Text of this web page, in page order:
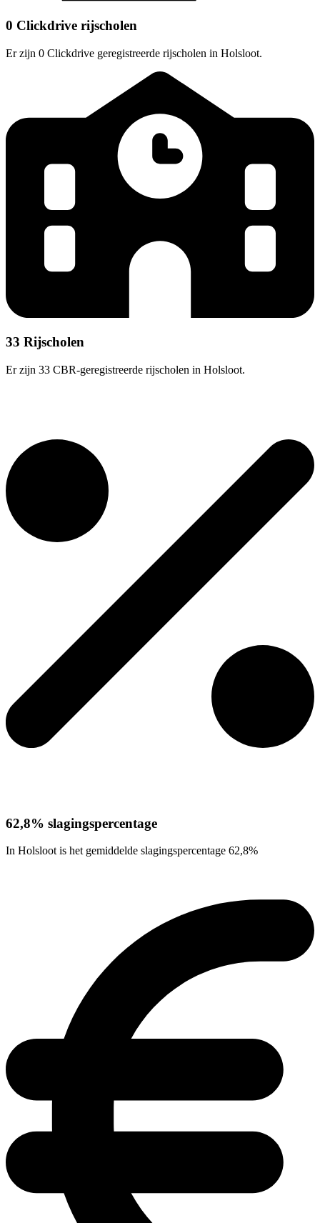
0 Clickdrive rijscholen
Er zijn 0 Clickdrive geregistreerde rijscholen in Holsloot.
33 Rijscholen
Er zijn 33 CBR-geregistreerde rijscholen in Holsloot.
62,8% slagingspercentage
In Holsloot is het gemiddelde slagingspercentage 62,8%